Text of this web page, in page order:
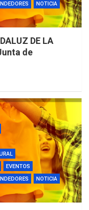
NOTICIA
DE LA
de
EVENTOS
NOTICIA